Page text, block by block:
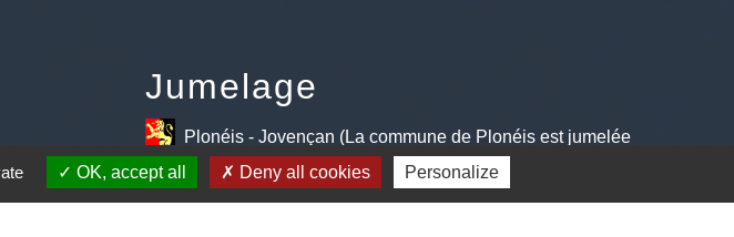
Jumelage
Plonéis - Jovençan (La commune de Plonéis est jumelée
avec Jovençan, commune du Val d'Aoste en Italie depuis 2001)
OK, accept all Deny all cookies Personalize